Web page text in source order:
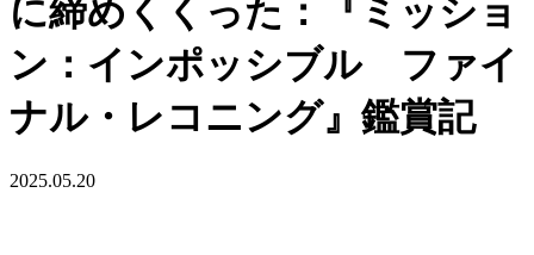
に締めくくった：『ミッショ
ン：インポッシブル ファイ
ナル・レコニング』鑑賞記
2025.05.20